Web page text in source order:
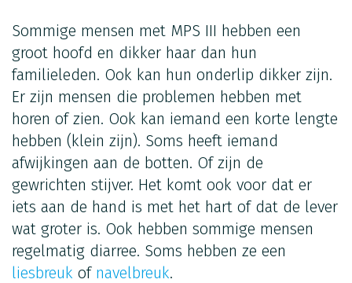
Sommige mensen met MPS III hebben een
groot hoofd en dikker haar dan hun
familieleden. Ook kan hun onderlip dikker zijn.
Er zijn mensen die problemen hebben met
horen of zien. Ook kan iemand een korte lengte
hebben (klein zijn). Soms heeft iemand
afwijkingen aan de botten. Of zijn de
gewrichten stijver. Het komt ook voor dat er
iets aan de hand is met het hart of dat de lever
wat groter is. Ook hebben sommige mensen
regelmatig diarree. Soms hebben ze een
liesbreuk of navelbreuk.